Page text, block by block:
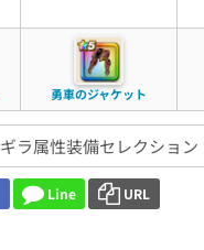
勇車のジャケット
ギラ属性装備セレクション
Line URL